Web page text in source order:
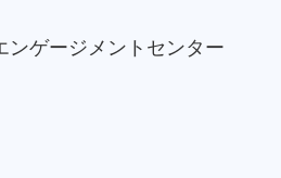
ンゲージメントセンター